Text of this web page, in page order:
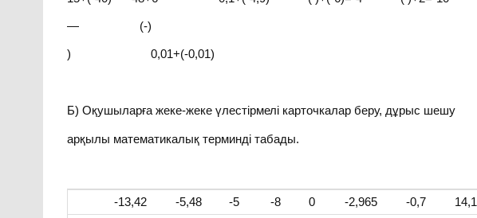
— (-)
) 0,01+(-0,01)
Б) Оқушыларға жеке-жеке үлестірмелі карточкалар беру, дұрыс шешу
арқылы математикалық терминді табады.
-13,42 -5,48 -5 -8 0 -2,965 -0,7 14,1